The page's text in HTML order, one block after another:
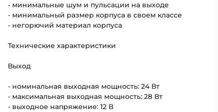
- минимальные шум и пульсации на выходе
- минимальный размер корпуса в своем классе
- негорючий материал корпуса
Технические характеристики
Выход
- номинальная выходная мощность: 24 Вт
- максимальная выходная мощность: 28 Вт
- выходное напряжение: 12 В